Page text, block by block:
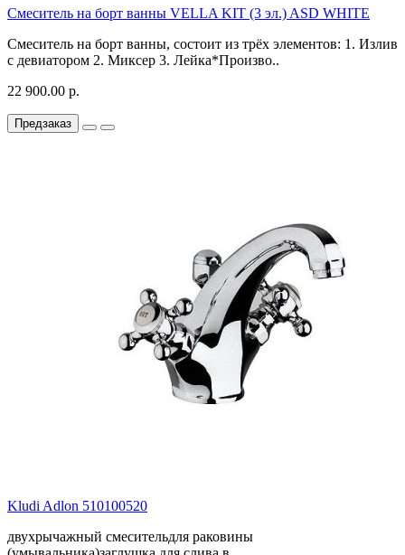
Смеситель на борт ванны VELLA KIT (3 эл.) ASD WHITE
Смеситель на борт ванны, состоит из трёх элементов: 1. Излив
с девиатором 2. Миксер 3. Лейка*Произво..
22 900.00 р.
Предзаказ
Kludi Adlon 510100520
двухрычажный смесительдля раковины